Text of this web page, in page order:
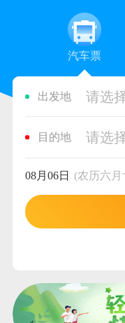
汽车票
出发地 请选
目的地 请选
08月06日 (农历六月